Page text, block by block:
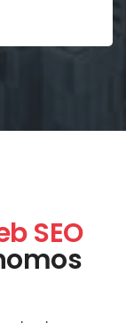
SEO